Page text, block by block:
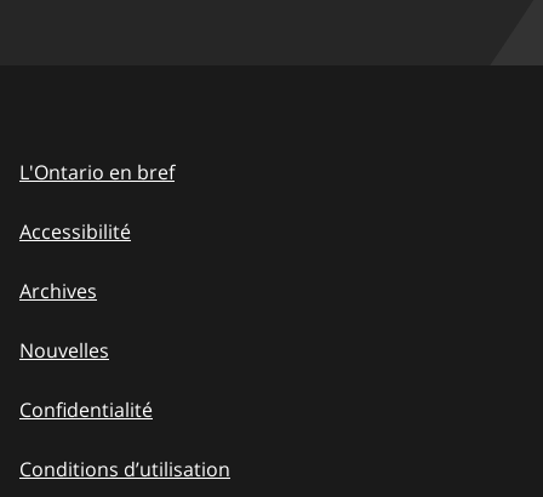
L'Ontario en bref
Accessibilité
Archives
Nouvelles
Confidentialité
Conditions d’utilisation